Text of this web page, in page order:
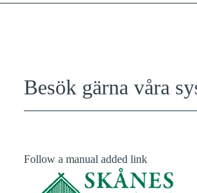
Besök gärna våra
Follow a manual added link